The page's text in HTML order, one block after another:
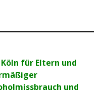
für Eltern und
und